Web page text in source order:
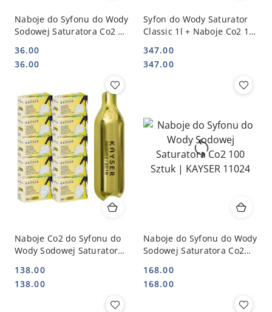
Naboje do Syfonu do Wody
Sodowej Saturatora Co2 25
Cena:
36.00
Cena:
36.00
Syfon do Wody Saturator
Classic 1l + Naboje Co2 10
500505_10_23
Cena:
347.00
Cena:
347.00
Naboje Co2 do Syfonu do
Wody Sodowej Saturatora
KAYSER 110110
Cena:
138.00
Cena:
138.00
Naboje do Syfonu do Wody
Sodowej Saturatora Co2
Cena:
168.00
Cena:
168.00